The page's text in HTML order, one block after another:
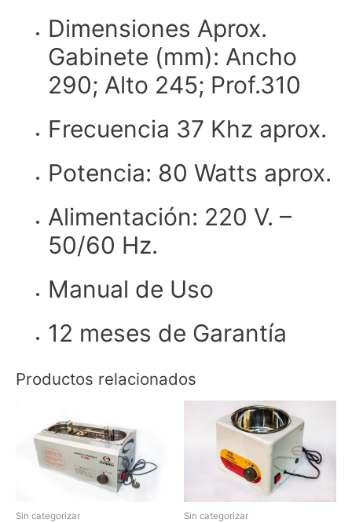
Dimensiones Aprox.
Gabinete (mm): Ancho
290; Alto 245; Prof.310
Frecuencia 37 Khz aprox.
Potencia: 80 Watts aprox.
Alimentación: 220 V. –
50/60 Hz.
Manual de Uso
12 meses de Garantía
Productos relacionados
Sin categorizar Sin categorizar